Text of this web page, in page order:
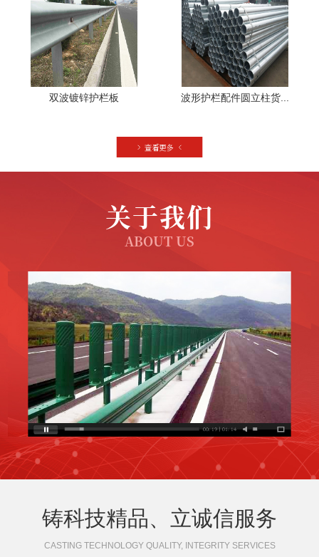
双波镀锌护栏板 波形护栏配件圆立柱货...
关于我们
ABOUT US
铸科技精品、立诚信服务
CASTING TECHNOLOGY QUALITY, INTEGRITY SERVICES